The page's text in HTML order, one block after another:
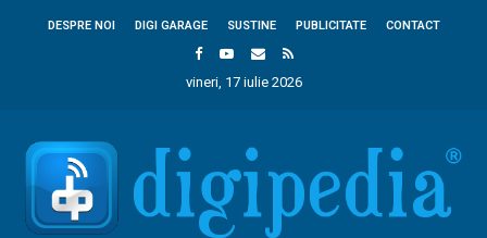
DESPRE NOI DIGI GARAGE SUSTINE PUBLICITATE CONTACT
vineri, 17 iulie 2026